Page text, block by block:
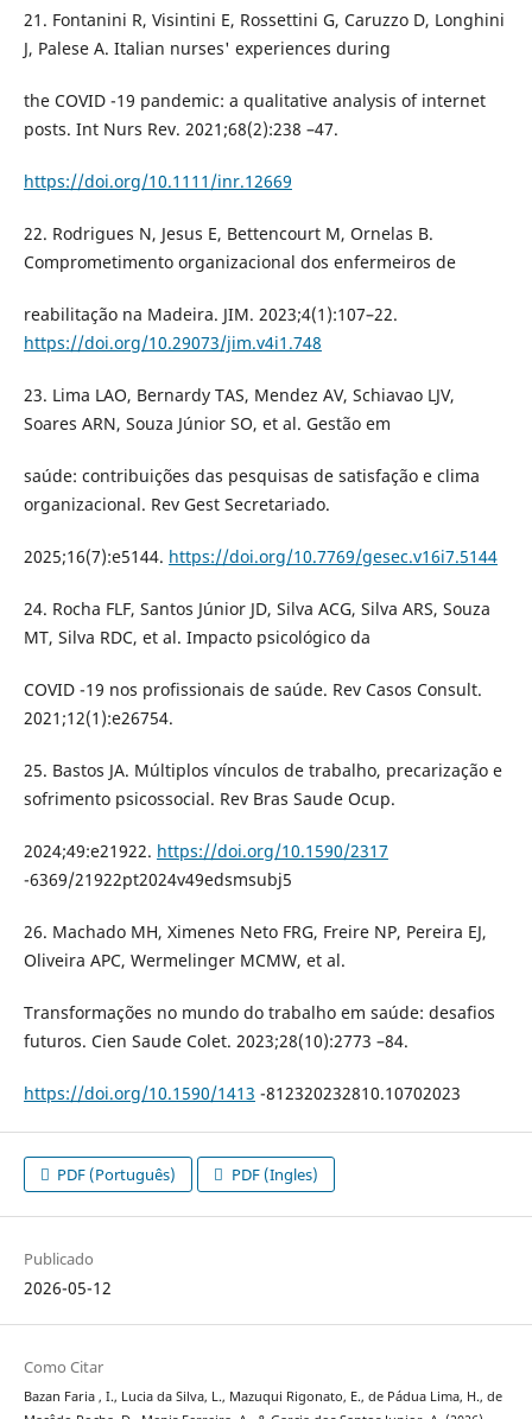
21. Fontanini R, Visintini E, Rossettini G, Caruzzo D, Longhini
J, Palese A. Italian nurses' experiences during
the COVID -19 pandemic: a qualitative analysis of internet
posts. Int Nurs Rev. 2021;68(2):238 –47.
https://doi.org/10.1111/inr.12669
22. Rodrigues N, Jesus E, Bettencourt M, Ornelas B.
Comprometimento organizacional dos enfermeiros de
reabilitação na Madeira. JIM. 2023;4(1):107–22.
https://doi.org/10.29073/jim.v4i1.748
23. Lima LAO, Bernardy TAS, Mendez AV, Schiavao LJV,
Soares ARN, Souza Júnior SO, et al. Gestão em
saúde: contribuições das pesquisas de satisfação e clima
organizacional. Rev Gest Secretariado.
2025;16(7):e5144. https://doi.org/10.7769/gesec.v16i7.5144
24. Rocha FLF, Santos Júnior JD, Silva ACG, Silva ARS, Souza
MT, Silva RDC, et al. Impacto psicológico da
COVID -19 nos profissionais de saúde. Rev Casos Consult.
2021;12(1):e26754.
25. Bastos JA. Múltiplos vínculos de trabalho, precarização e
sofrimento psicossocial. Rev Bras Saude Ocup.
2024;49:e21922. https://doi.org/10.1590/2317
-6369/21922pt2024v49edsmsubj5
26. Machado MH, Ximenes Neto FRG, Freire NP, Pereira EJ,
Oliveira APC, Wermelinger MCMW, et al.
Transformações no mundo do trabalho em saúde: desafios
futuros. Cien Saude Colet. 2023;28(10):2773 –84.
https://doi.org/10.1590/1413 -812320232810.10702023
PDF (Português) PDF (Ingles)
Publicado
2026-05-12
Como Citar
Bazan Faria , I., Lucia da Silva, L., Mazuqui Rigonato, E., de Pádua Lima, H., de